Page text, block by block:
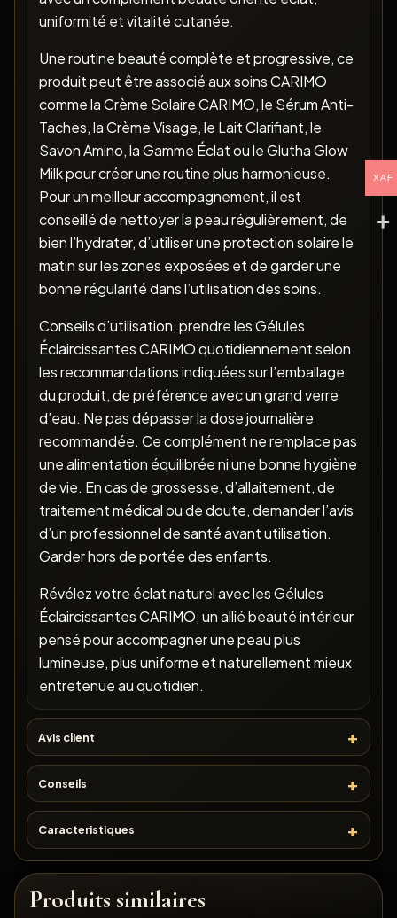
uniformité et vitalité cutanée.
Une routine beauté complète et progressive, ce
produit peut être associé aux soins CARIMO
comme la Crème Solaire CARIMO, le Sérum Anti-
Taches, la Crème Visage, le Lait Clarifiant, le
Savon Amino, la Gamme Éclat ou le Glutha Glow
Milk pour créer une routine plus harmonieuse.
Pour un meilleur accompagnement, il est
conseillé de nettoyer la peau régulièrement, de
bien l’hydrater, d’utiliser une protection solaire le
matin sur les zones exposées et de garder une
bonne régularité dans l’utilisation des soins.
Conseils d’utilisation, prendre les Gélules
Éclaircissantes CARIMO quotidiennement selon
les recommandations indiquées sur l’emballage
du produit, de préférence avec un grand verre
d’eau. Ne pas dépasser la dose journalière
recommandée. Ce complément ne remplace pas
une alimentation équilibrée ni une bonne hygiène
de vie. En cas de grossesse, d’allaitement, de
traitement médical ou de doute, demander l’avis
d’un professionnel de santé avant utilisation.
Garder hors de portée des enfants.
Révélez votre éclat naturel avec les Gélules
Éclaircissantes CARIMO, un allié beauté intérieur
pensé pour accompagner une peau plus
lumineuse, plus uniforme et naturellement mieux
entretenue au quotidien.
Avis client
Conseils
Caracteristiques
Produits similaires
XAF